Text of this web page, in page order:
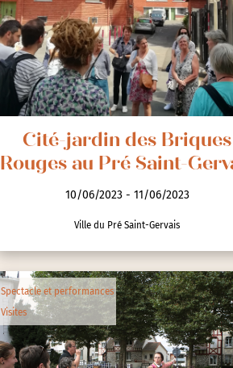
Spectacle et
Visites
Voyage d'études
Autre
Essonne (91)
Hauts-de-Seine (92)
Paris (75)
Seine-et-Marne (77)
Cité-jardin des Briques
Rouges au Pré Saint-
10/06/2023 - 11/06/2023
Ville du Pré Saint-Gervais
Spectacle et performances
Visites